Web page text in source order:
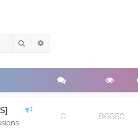
Rechercher
0 86660